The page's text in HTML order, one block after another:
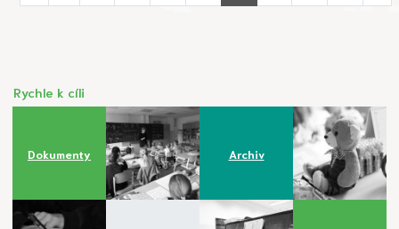
Rychle k cíli
Dokumenty Archiv